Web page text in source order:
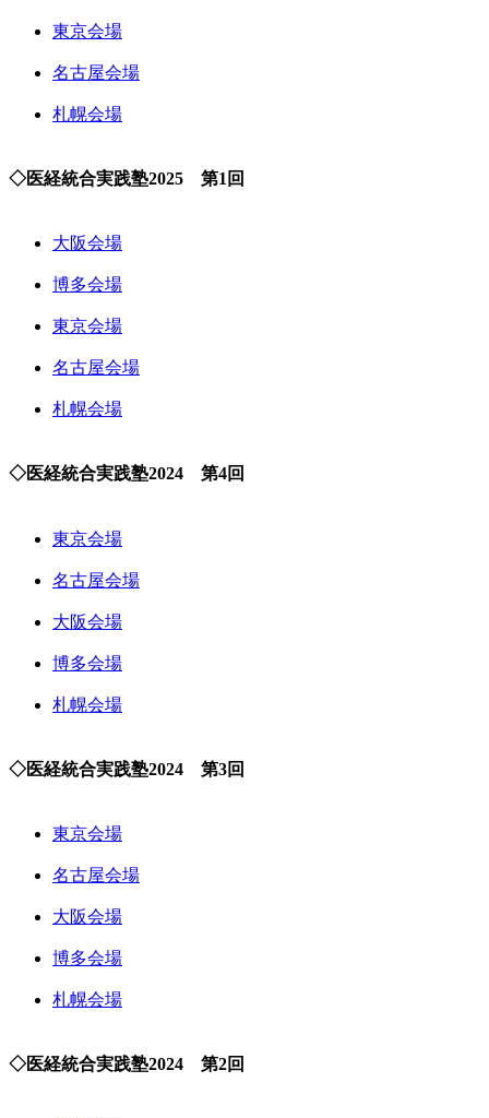
東京会場
名古屋会場
札幌会場
◇医経統合実践塾2025 第1回
大阪会場
博多会場
東京会場
名古屋会場
札幌会場
◇医経統合実践塾2024 第4回
東京会場
名古屋会場
大阪会場
博多会場
札幌会場
◇医経統合実践塾2024 第3回
東京会場
名古屋会場
大阪会場
博多会場
札幌会場
◇医経統合実践塾2024 第2回